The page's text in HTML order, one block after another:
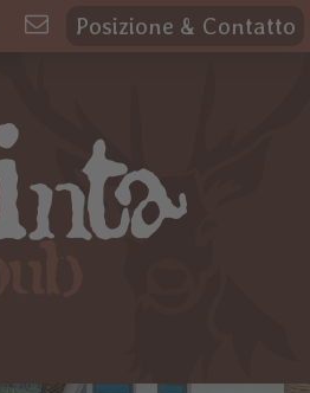
Posizione & Contatto